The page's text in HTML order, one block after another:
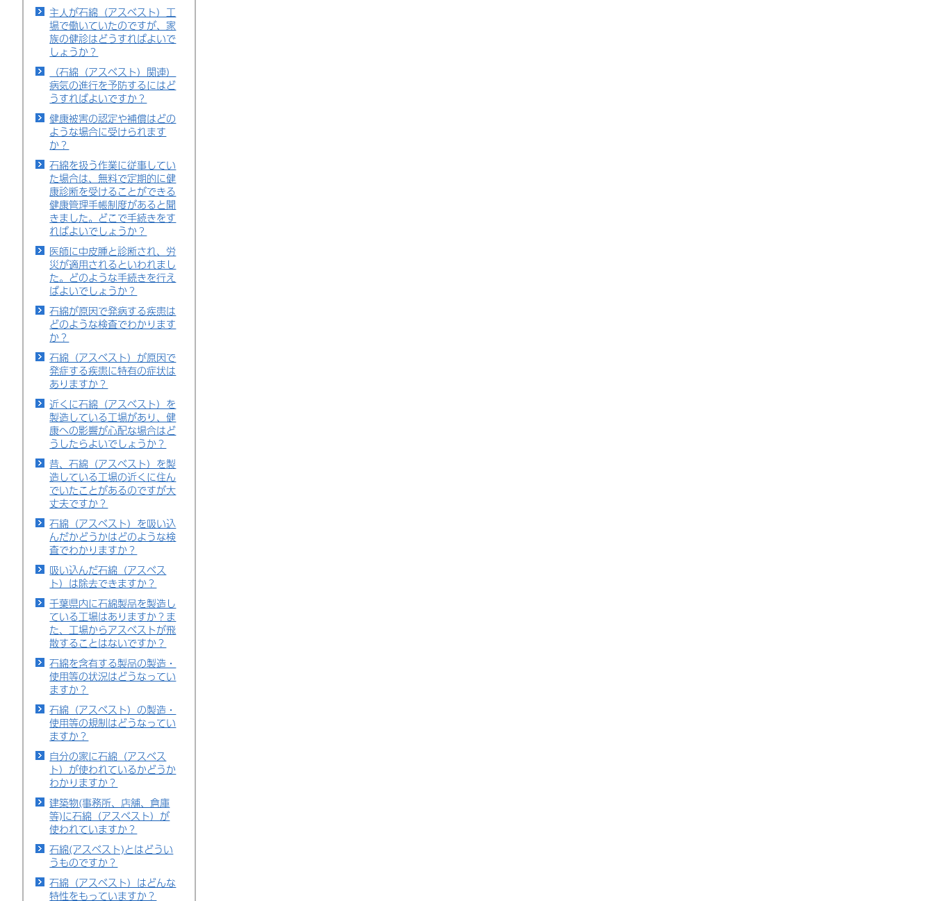
主人が石綿（アスベスト）工
場で働いていたのですが、家
族の健診はどうすればよいで
しょうか？
（石綿（アスベスト）関連）
病気の進行を予防するにはど
うすればよいですか？
健康被害の認定や補償はどの
ような場合に受けられます
か？
石綿を扱う作業に従事してい
た場合は、無料で定期的に健
康診断を受けることができる
健康管理手帳制度があると聞
きました。どこで手続きをす
ればよいでしょうか？
医師に中皮腫と診断され、労
災が適用されるといわれまし
た。どのような手続きを行え
ばよいでしょうか？
石綿が原因で発病する疾患は
どのような検査でわかります
か？
石綿（アスベスト）が原因で
発症する疾患に特有の症状は
ありますか？
近くに石綿（アスベスト）を
製造している工場があり、健
康への影響が心配な場合はど
うしたらよいでしょうか？
昔、石綿（アスベスト）を製
造している工場の近くに住ん
でいたことがあるのですが大
丈夫ですか？
石綿（アスベスト）を吸い込
んだかどうかはどのような検
査でわかりますか？
吸い込んだ石綿（アスベス
ト）は除去できますか？
千葉県内に石綿製品を製造し
ている工場はありますか？ま
た、工場からアスベストが飛
散することはないですか？
石綿を含有する製品の製造・
使用等の状況はどうなってい
ますか？
石綿（アスベスト）の製造・
使用等の規制はどうなってい
ますか？
自分の家に石綿（アスベス
ト）が使われているかどうか
わかりますか？
建築物(事務所、店舗、倉庫
等)に石綿（アスベスト）が
使われていますか？
石綿(アスベスト)とはどうい
うものですか？
石綿（アスベスト）はどんな
特性をもっていますか？